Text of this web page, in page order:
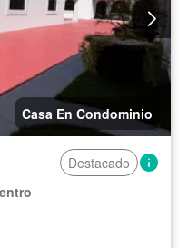
Casa En Condominio
Destacado